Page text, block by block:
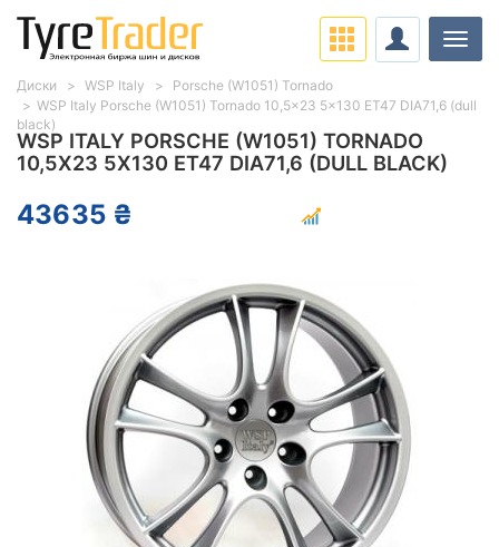
WSP ITALY PORSCHE (W1051) TORNADO
10,5X23 5X130 ET47 DIA71,6 (DULL BLACK)
43635 ₴
Диски WSP Italy
Porsche (W1051) Tornado
WSP Italy Porsche (W1051) Tornado 10,5x23 5x130 ET47 DIA71,6 (dull
black)